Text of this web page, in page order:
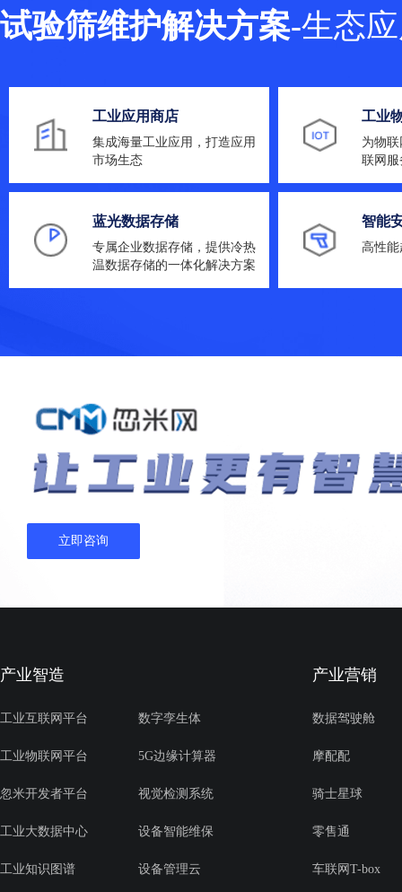
试验筛维护解决方案-生态
工业应用商店
集成海量工业应用，打造应用
市场生态
工业
为物
联网服
蓝光数据存储
专属企业数据存储，提供冷热
温数据存储的一体化解决方案
智能
高性能
立即咨询
产业智造
工业互联网平台 数字孪生体
工业物联网平台 5G边缘计算器
忽米开发者平台 视觉检测系统
工业大数据中心 设备智能维保
工业知识图谱 设备管理云
产业营销
数据驾驶舱
摩配配
骑士星球
零售通
车联网T-box